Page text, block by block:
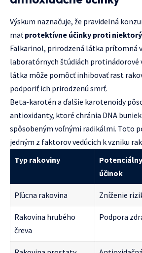
Výskum naznačuje, že pravidelná
mať protektívne účinky proti
Falkarinol, prirodzená látka prítomná
laboratórnych štúdiách protinádorové
látka môže pomôcť inhibovať rast
podporiť ich prirodzenú smrť.
Beta-karotén a ďalšie karotenoidy
antioxidanty, ktoré chránia DNA
spôsobeným voľnými radikálmi. Toto
jedným z faktorov vedúcich k vzniku
Typ rakoviny
účinok
Pľúcna rakovina Zníženie
Rakovina hrubého
čreva
Podpora